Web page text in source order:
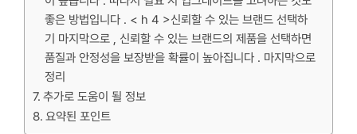
좋은 방법입니다 . < h 4 >신뢰할 수 있는 브랜드 선택하
기 마지막으로 , 신뢰할 수 있는 브랜드의 제품을 선택하면
품질과 안정성을 보장받을 확률이 높아집니다 . 마지막으로
정리
추가로 도움이 될 정보
요약된 포인트